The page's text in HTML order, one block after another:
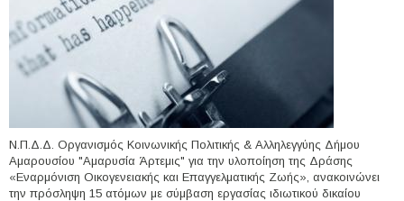
Ν.Π.Δ.Δ. Οργανισμός Κοινωνικής Πολιτικής & Αλληλεγγύης Δήμου
Αμαρουσίου "Αμαρυσία Άρτεμις" για την υλοποίηση της Δράσης
«Εναρμόνιση Οικογενειακής και Επαγγελματικής Ζωής», ανακοινώνει
την πρόσληψη 15 ατόμων με σύμβαση εργασίας ιδιωτικού δικαίου